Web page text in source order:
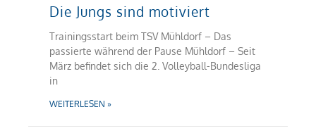
Die Jungs sind motiviert
Trainingsstart beim TSV Mühldorf – Das
passierte während der Pause Mühldorf – Seit
März befindet sich die 2. Volleyball-Bundesliga
in
WEITERLESEN »